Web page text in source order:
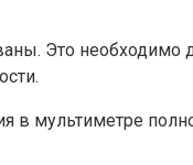
Это необходимо
в мультиметре